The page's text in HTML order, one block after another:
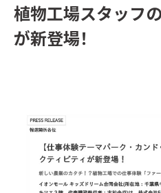
植物⼯場スタッフ
が新登場！